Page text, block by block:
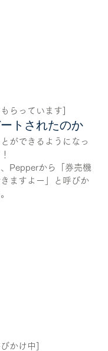
らっています]
トされたのか
ができるようになっ
Pepperから「券売機
ますよー」と呼びか
びかけ中]